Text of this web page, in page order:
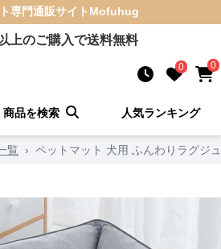
専門通販サイト Mofuhug
上のご購入で送料無料
0 0
商品を検索 人気ランキング
覧 › ペットマット 犬用 ふんわりラグジ